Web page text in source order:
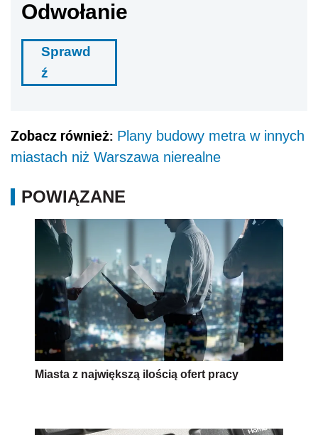
Odwołanie
Sprawd
ź
Zobacz również: Plany budowy metra w innych
miastach niż Warszawa nierealne
POWIĄZANE
Miasta z największą ilością ofert pracy